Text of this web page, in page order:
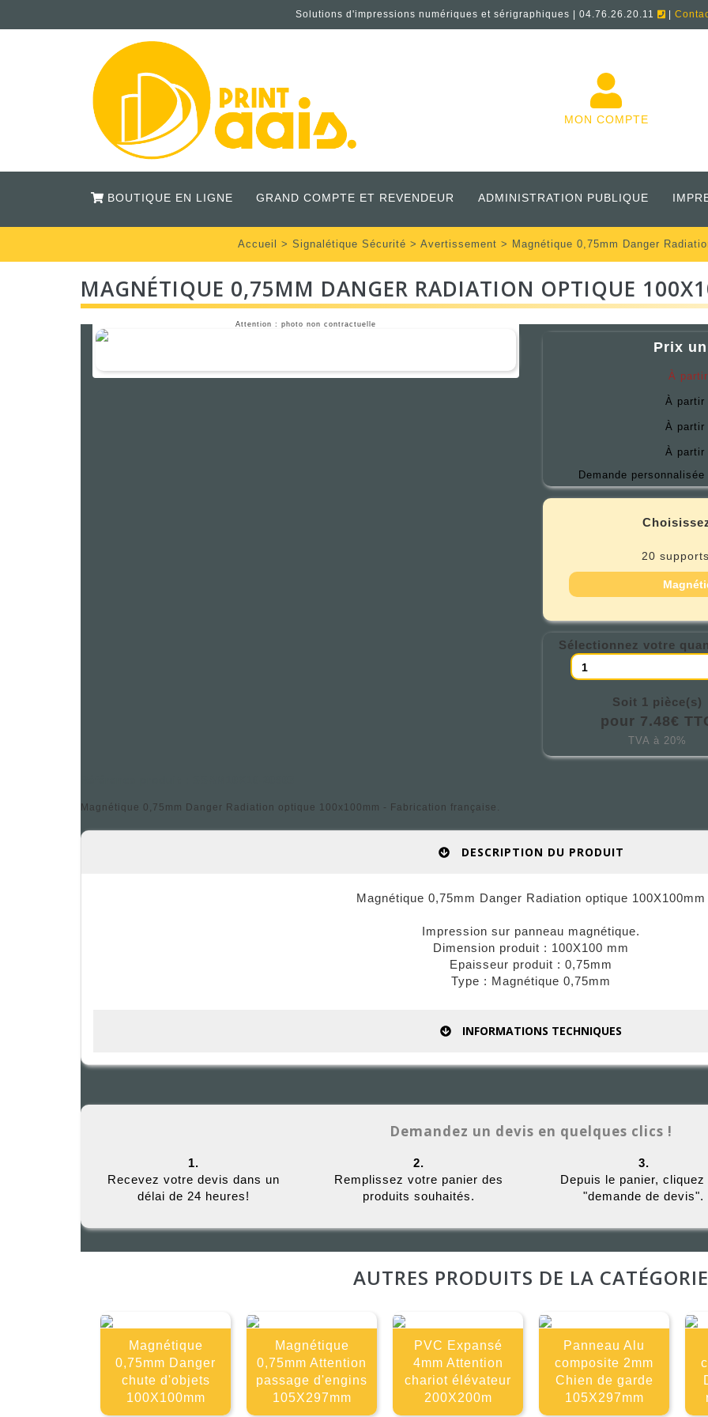
Solutions d'impressions numériques et sérigraphiques | 04.76.26.20.11 |
MON COMPTE
BOUTIQUE EN LIGNE GRAND COMPTE ET REVENDEUR ADMINISTRATION PUBLIQUE
Accueil > Signalétique Sécurité > Avertissement > Magnétique 0,75mm Danger
MAGNÉTIQUE 0,75MM DANGER RADIATION OPTIQUE
Attention : photo non contractuelle
Prix
À
À
À
À
Demande
20
Sélectionnez votre
Soit 1 pièce(s)
pour 7.48€
TVA à 20%
Magnétique 0,75mm Danger Radiation optique 100x100mm - Fabrication française.
DESCRIPTION DU PRODUIT
Magnétique 0,75mm Danger Radiation optique 100X100mm
Impression sur panneau magnétique.
Dimension produit : 100X100 mm
Epaisseur produit : 0,75mm
Type : Magnétique 0,75mm
INFORMATIONS TECHNIQUES
Demandez un devis en quelques clics !
1.
Recevez votre devis dans un
délai de 24 heures!
2.
Remplissez votre panier des
produits souhaités.
3.
Depuis le panier, cliquez
"demande de devis".
AUTRES PRODUITS DE LA CATÉGORIE
Magnétique
0,75mm Danger
chute d'objets
100X100mm
Magnétique
0,75mm Attention
passage d'engins
105X297mm
PVC Expansé
4mm Attention
chariot élévateur
200X200m
Panneau Alu
composite 2mm
Chien de garde
105X297mm